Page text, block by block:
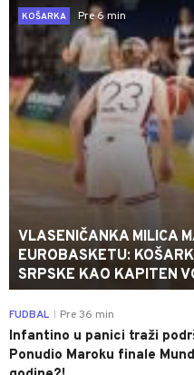
KOŠARKA
Pre 6 min
VLASENIČANKA MILICA
EUROBASKETU:
SRPSKE KAO KAPITEN
FUDBAL Pre 36 min
Infantino u panici traži
Ponudio Maroku finale